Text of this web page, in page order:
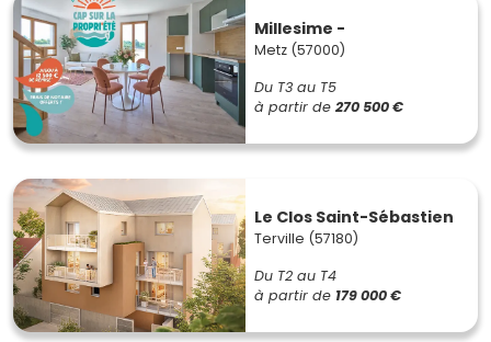
Millesime -
Metz (57000)
Du T3 au T5
à partir de 270 500 €
Le Clos Saint-Sébastien
Terville (57180)
Du T2 au T4
à partir de 179 000 €